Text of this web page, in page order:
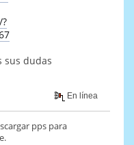
sus dudas
En línea
pps para